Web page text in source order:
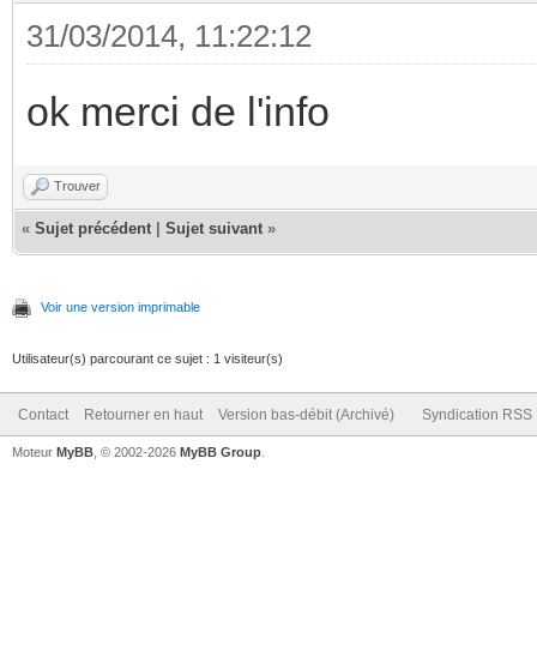
31/03/2014, 11:22:12
ok merci de l'info
Trouver
« Sujet précédent Sujet suivant »
Voir une version imprimable
Utilisateur(s) parcourant ce sujet : 1 visiteur(s)
Contact Retourner en haut Version bas-débit (Archivé) Syndication RSS
Moteur MyBB , © 2002-2026 MyBB Group